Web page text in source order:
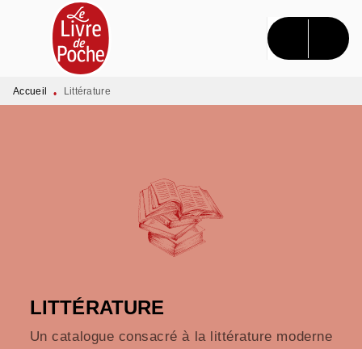
MENU RECHERCHE CONTENU
PIED DE PAGE
Accueil • Littérature
LITTÉRATURE
Un catalogue consacré à la littérature moderne